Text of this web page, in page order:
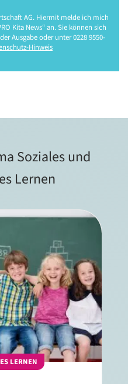
AG. Hiermit melde ich mich
Kita News“ an. Sie können sich
Ausgabe oder unter 0228 9550-
Hinweis
Soziales und
Lernen
LERNEN